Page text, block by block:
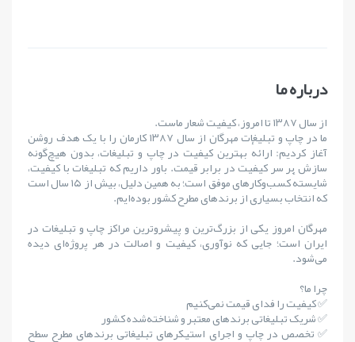
درباره ما
از سال ۱۳۸۷ تا امروز، کیفیت شعار ماست.
ما در چاپ و تبلیغات مهرگان از سال ۱۳۸۷ کارمان را با یک هدف روشن
آغاز کردیم: ارائهٔ بهترین کیفیت در چاپ و تبلیغات، بدون هیچ‌گونه
سازش بر سر کیفیت در برابر قیمت. باور داریم که تبلیغات با کیفیت،
شایستهٔ کسب‌وکارهای موفق است؛ به همین دلیل، بیش از ۱۵ سال است
که انتخاب بسیاری از برندهای مطرح کشور بوده‌ایم.
مهرگان امروز یکی از بزرگ‌ترین و پیشروترین مراکز چاپ و تبلیغات در
ایران است؛ جایی که نوآوری، کیفیت و اصالت در هر پروژه‌ای دیده
می‌شود.
چرا ما؟
✅ کیفیت را فدای قیمت نمی‌کنیم
✅ شریک تبلیغاتی برندهای معتبر و شناخته‌شده کشور
✅ تخصص در چاپ و اجرای استیکرهای تبلیغاتی برندهای مطرح سطح